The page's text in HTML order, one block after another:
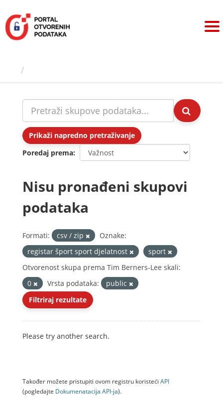
sadržaj
Prikaži napredno pretraživanje
Poredaj prema
Nisu pronađeni skupovi
podataka
Formati: csv / zip
Oznake:
registar šport sport djelatnost
sport
Otvorenost skupa prema Tim Berners-Lee skali:
0
Vrsta podataka:
public
Filtriraj rezultate
Please try another search.
Također možete pristupiti ovom registru koristeći API
(pogledajte Dokumenаtаcijа API-jа).